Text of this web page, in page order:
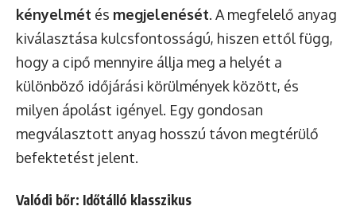
kényelmét és megjelenését. A megfelelő anyag
kiválasztása kulcsfontosságú, hiszen ettől függ,
hogy a cipő mennyire állja meg a helyét a
különböző időjárási körülmények között, és
milyen ápolást igényel. Egy gondosan
megválasztott anyag hosszú távon megtérülő
befektetést jelent.
Valódi bőr: Időtálló klasszikus